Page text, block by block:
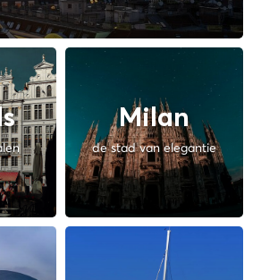
Milan
de stad van elegantie